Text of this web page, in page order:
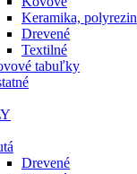
Keramika, polyrezin
Drevené
Textilné
tabuľky
Drevené